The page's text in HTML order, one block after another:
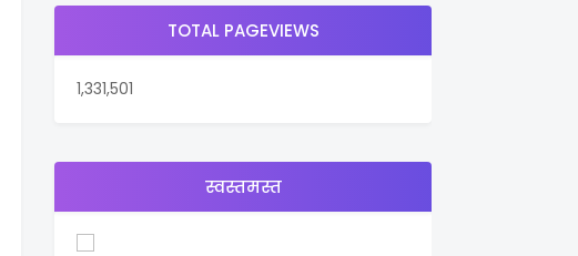
TOTAL PAGEVIEWS
1,331,501
स्वस्तमस्त